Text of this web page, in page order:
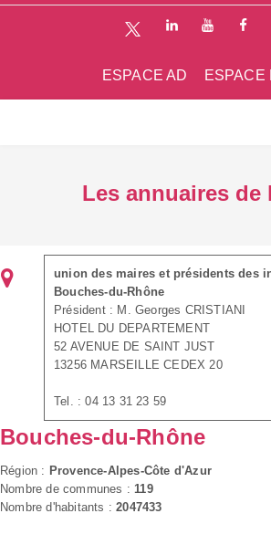
ESPACE
ESPACE AD
Les annuaires de
union des maires et présidents des
Bouches-du-Rhône
Président : M. Georges CRISTIANI
HOTEL DU DEPARTEMENT
52 AVENUE DE SAINT JUST
13256 MARSEILLE CEDEX 20
Tel. : 04 13 31 23 59
Bouches-du-Rhône
Région : Provence-Alpes-Côte d'Azur
Nombre de communes : 119
Nombre d'habitants :2047433